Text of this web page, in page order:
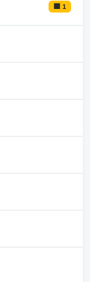
🟨 1